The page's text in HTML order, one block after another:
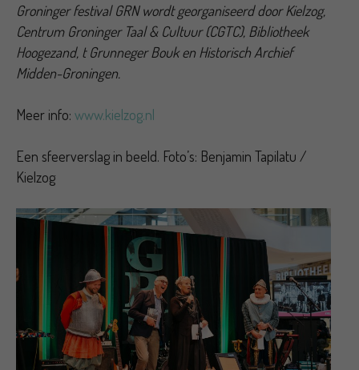
Groninger festival GRN wordt georganiseerd door Kielzog,
Centrum Groninger Taal & Cultuur (CGTC), Bibliotheek
Hoogezand, t Grunneger Bouk en Historisch Archief
Midden-Groningen.
Meer info: www.kielzog.nl
Een sfeerverslag in beeld. Foto’s: Benjamin Tapilatu /
Kielzog